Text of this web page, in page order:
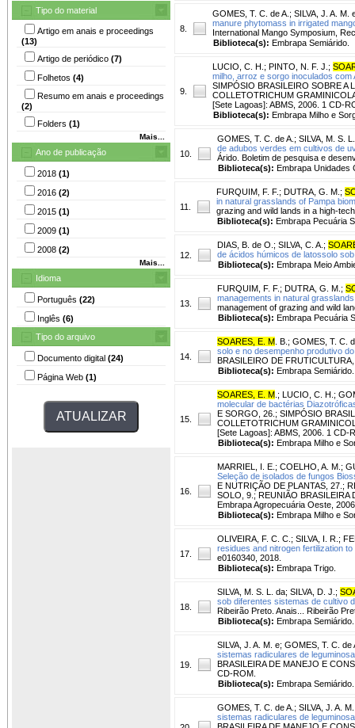
Tipo do material
Artigo em anais e proceedings
(13)
Artigo de periódico (7)
Folhetos (4)
Resumo em anais e proceedings
(2)
Folders (1)
Mais...
Ano de publicação
2018 (1)
2016 (2)
2015 (1)
2009 (1)
2008 (2)
Mais...
Idioma
Português (22)
Inglês (6)
Tipo do arquivo
Documento digital (24)
Página Web (1)
8.
GOMES, T. C. de A. ; SILVA, J. A. M.
manure phytomass in irrigated
International Mango Symposium,
Biblioteca(s): Embrapa Semiárido.
9.
LUCIO, C. H. ; PINTO, N. F. J. ;
milho, arroz e sorgo inoculados
SIMPÓSIO BRASILEIRO SOBRE A
COLLETOTRICHUM
[Sete Lagoas]: ABMS, 2006. 1 CD-
Biblioteca(s): Embrapa Milho e
10.
GOMES, T. C. de A. ; SILVA, M. S.
de adubos verdes em cultivos de
Árido. Boletim de pesquisa e
Biblioteca(s): Embrapa Unidades
11.
FURQUIM, F. F. ; DUTRA, G. M. ;
in natural grasslands of Pampa
grazing and wild lands in a high-
Biblioteca(s): Embrapa Pecuária
12.
DIAS, B. de O. ; SILVA, C. A. ;
de ácidos húmicos de latossolo
Biblioteca(s): Embrapa Meio
13.
FURQUIM, F. F. ; DUTRA, G. M. ;
managements in natural
management of grazing and wild
Biblioteca(s): Embrapa Pecuária
14.
SOARES, E. M . B. ; GOMES, T. C.
solo e no desempenho produtivo
BRASILEIRO DE
Biblioteca(s): Embrapa Semiárido.
15.
SOARES, E. M ; LUCIO, C. H. ;
molecular de bactérias
E SORGO, 26.; SIMPÓSIO
COLLETOTRICHUM
[Sete Lagoas]: ABMS, 2006. 1 CD-
Biblioteca(s): Embrapa Milho e
16.
MARRIEL, I. E. ; COELHO, A. M. ;
Seleção de isolados de fungos
E NUTRIÇÃO DE PLANTAS, 27.;
SOLO, 9.; REUNIÃO
Embrapa Agropecuária Oeste,
Biblioteca(s): Embrapa Milho e
17.
OLIVEIRA, F. C. C. ; SILVA, I. R. ;
residues and nitrogen fertilization
e0160340, 2018.
Biblioteca(s): Embrapa Trigo.
18.
SILVA, M. S. L. da; SILVA, D. J. ;
sob diferentes sistemas de cultivo
Ribeirão Preto. Anais... Ribeirão
Biblioteca(s): Embrapa Semiárido.
19.
SILVA, J. A. M. e; GOMES, T. C. de
sistemas radiculares de
BRASILEIRA DE MANEJO E
CD-ROM.
Biblioteca(s): Embrapa Semiárido.
GOMES, T. C. de A. ; SILVA, J. A.
sistemas radiculares de
BRASILEIRA DE MANEJO E